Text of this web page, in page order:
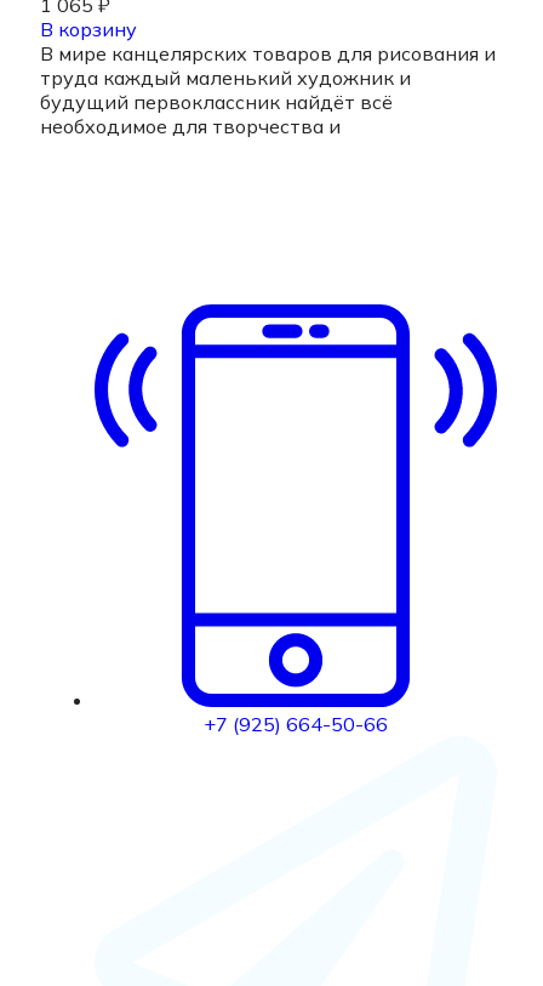
В корзину
В мире канцелярских товаров для рисования и
труда каждый маленький художник и
будущий первоклассник найдёт всё
необходимое для творчества и
+7 (925) 664-50-66